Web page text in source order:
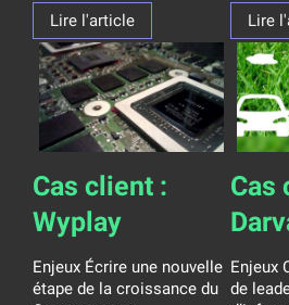
Lire l'article Lire
Cas client :
Wyplay
Enjeux Écrire une nouvelle
étape de la croissance du
Cas
Enjeux
de